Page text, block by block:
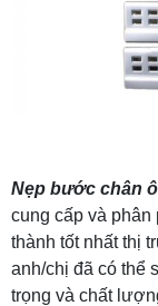
Nẹp bước chân
cung cấp và
thành tốt nhất thị
anh/chị đã có thể
trọng và chất